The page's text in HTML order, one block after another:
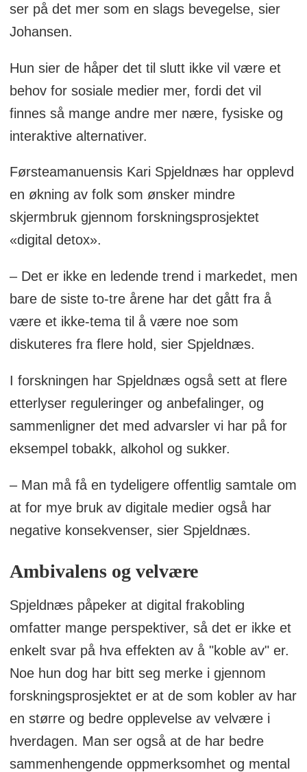
ser på det mer som en slags bevegelse, sier
Johansen.
Hun sier de håper det til slutt ikke vil være et
behov for sosiale medier mer, fordi det vil
finnes så mange andre mer nære, fysiske og
interaktive alternativer.
Førsteamanuensis Kari Spjeldnæs har opplevd
en økning av folk som ønsker mindre
skjermbruk gjennom forskningsprosjektet
«digital detox».
– Det er ikke en ledende trend i markedet, men
bare de siste to-tre årene har det gått fra å
være et ikke-tema til å være noe som
diskuteres fra flere hold, sier Spjeldnæs.
I forskningen har Spjeldnæs også sett at flere
etterlyser reguleringer og anbefalinger, og
sammenligner det med advarsler vi har på for
eksempel tobakk, alkohol og sukker.
– Man må få en tydeligere offentlig samtale om
at for mye bruk av digitale medier også har
negative konsekvenser, sier Spjeldnæs.
Ambivalens og velvære
Spjeldnæs påpeker at digital frakobling
omfatter mange perspektiver, så det er ikke et
enkelt svar på hva effekten av å "koble av" er.
Noe hun dog har bitt seg merke i gjennom
forskningsprosjektet er at de som kobler av har
en større og bedre opplevelse av velvære i
hverdagen. Man ser også at de har bedre
sammenhengende oppmerksomhet og mental